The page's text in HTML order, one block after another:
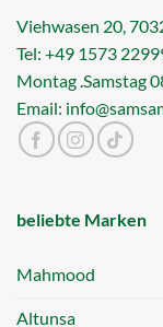
Viehwasen 20,
Tel: +49 1573
Montag .Samstag
Email:
beliebte Marken
Mahmood
Altunsa